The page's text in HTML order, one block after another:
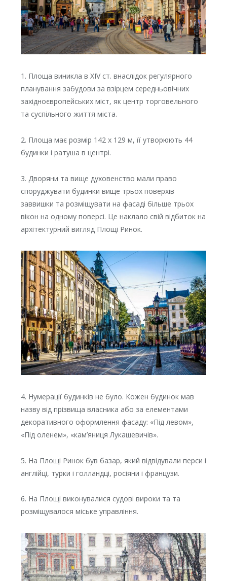
1. Площа виникла в XIV ст. внаслідок регулярного
планування забудови за взірцем середньовічних
західноєвропейських міст, як центр торговельного
та суспільного життя міста.
2. Площа має розмір 142 х 129 м, її утворюють 44
будинки і ратуша в центрі.
3. Дворяни та вище духовенство мали право
споруджувати будинки вище трьох поверхів
заввишки та розміщувати на фасаді більше трьох
вікон на одному поверсі. Це наклало свій відбиток на
архітектурний вигляд Площі Ринок.
4. Нумерації будинків не було. Кожен будинок мав
назву від прізвища власника або за елементами
декоративного оформлення фасаду: «Під левом»,
«Під оленем», «кам’яниця Лукашевичів».
5. На Площі Ринок був базар, який відвідували перси і
англійці, турки і голландці, росіяни і французи.
6. На Площі виконувалися судові вироки та та
розміщувалося міське управління.